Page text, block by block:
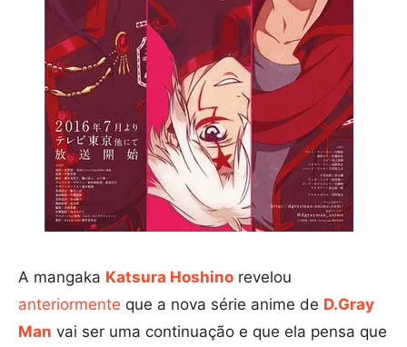
A mangaka Katsura Hoshino revelou
anteriormente que a nova série anime de D.Gray
Man vai ser uma continuação e que ela pensa que